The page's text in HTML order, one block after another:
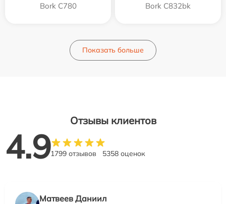
Bork C780 Bork C832bk
Показать больше
Отзывы клиентов
4.91799 отзывов 5358 оценок
Матвеев Даниил